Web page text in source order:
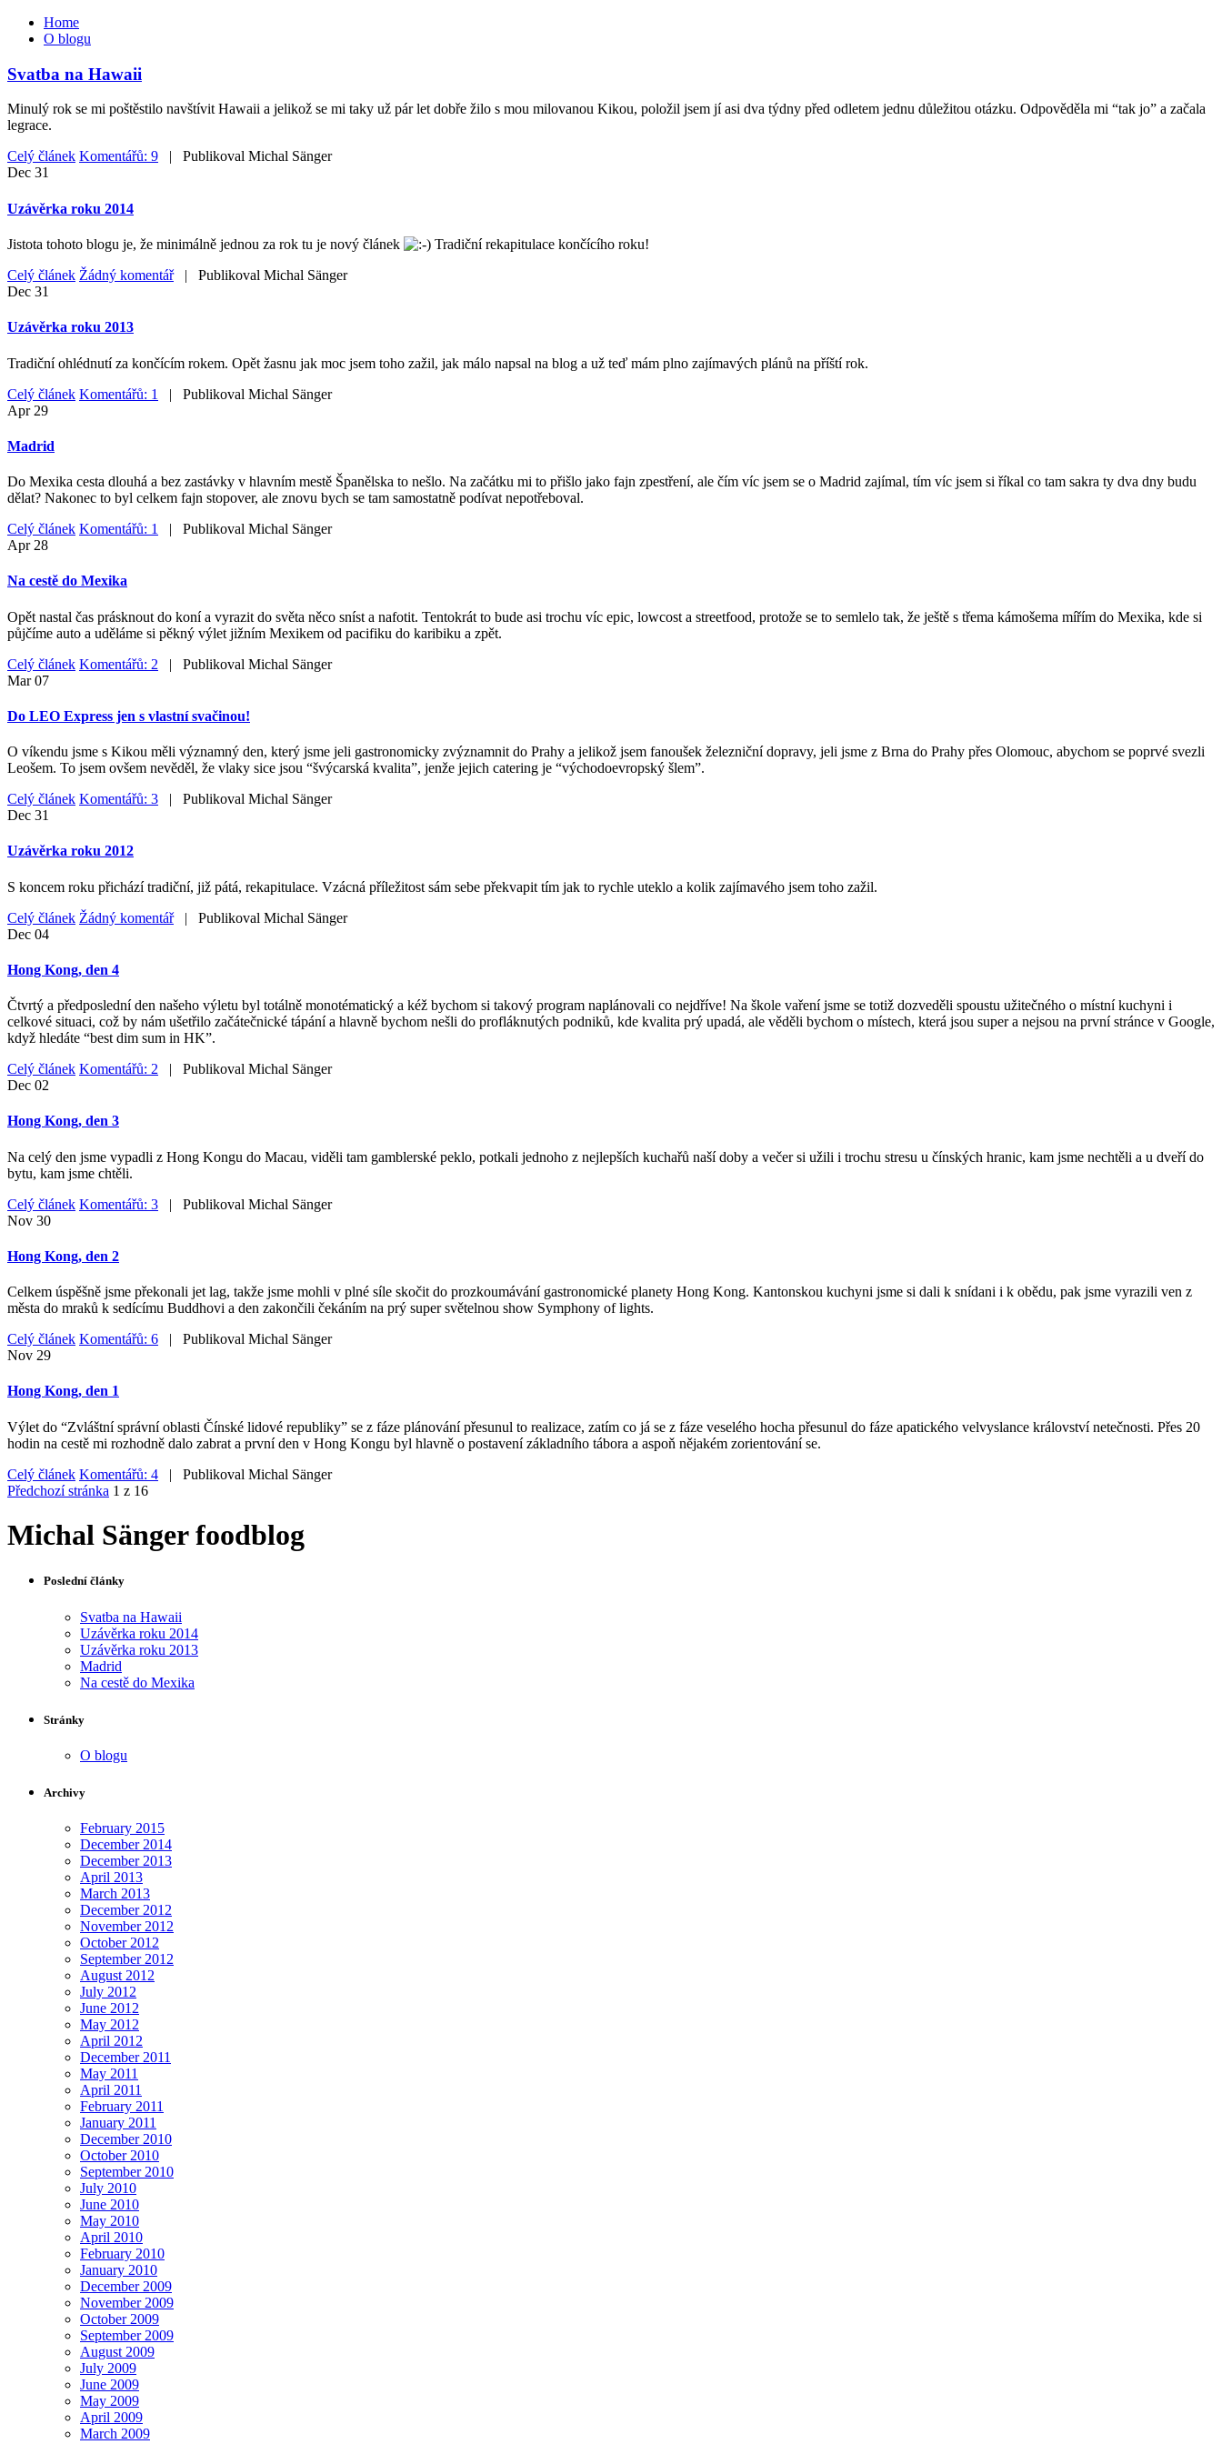
Home
O blogu
Svatba na Hawaii
Minulý rok se mi poštěstilo navštívit Hawaii a jelikož se mi taky už pár let dobře žilo s mou milovanou Kikou, položil jsem jí asi dva týdny před odletem jednu důležitou otázku. Odpověděla mi “tak jo” a začala
legrace.
Celý článek Komentářů: 9 | Publikoval Michal Sänger
Dec 31
Uzávěrka roku 2014
Jistota tohoto blogu je, že minimálně jednou za rok tu je nový článek
Tradiční rekapitulace končícího roku!
Celý článek Žádný komentář| Publikoval Michal Sänger
Dec 31
Uzávěrka roku 2013
Tradiční ohlédnutí za končícím rokem. Opět žasnu jak moc jsem toho zažil, jak málo napsal na blog a už teď mám plno zajímavých plánů na příští rok.
Celý článek Komentářů: 1 | Publikoval Michal Sänger
Apr 29
Madrid
Do Mexika cesta dlouhá a bez zastávky v hlavním mestě Španělska to nešlo. Na začátku mi to přišlo jako fajn zpestření, ale čím víc jsem se o Madrid zajímal, tím víc jsem si říkal co tam sakra ty dva dny budu
dělat? Nakonec to byl celkem fajn stopover, ale znovu bych se tam samostatně podívat nepotřeboval.
Celý článek Komentářů: 1 | Publikoval Michal Sänger
Apr 28
Na cestě do Mexika
Opět nastal čas prásknout do koní a vyrazit do světa něco sníst a nafotit. Tentokrát to bude asi trochu víc epic, lowcost a streetfood, protože se to semlelo tak, že ještě s třema kámošema mířím do Mexika, kde si
půjčíme auto a uděláme si pěkný výlet jižním Mexikem od pacifiku do karibiku a zpět.
Celý článek Komentářů: 2 | Publikoval Michal Sänger
Mar07
Do LEO Express jen s vlastní svačinou!
O víkendu jsme s Kikou měli významný den, který jsme jeli gastronomicky zvýznamnit do Prahy a jelikož jsem fanoušek železniční dopravy, jeli jsme z Brna do Prahy přes Olomouc, abychom se poprvé svezli
Leošem. To jsem ovšem nevěděl, že vlaky sice jsou “švýcarská kvalita”, jenže jejich catering je “východoevropský šlem”.
Celý článek Komentářů: 3 | Publikoval Michal Sänger
Dec 31
Uzávěrka roku 2012
S koncem roku přichází tradiční, již pátá, rekapitulace. Vzácná příležitost sám sebe překvapit tím jak to rychle uteklo a kolik zajímavého jsem toho zažil.
Celý článek Žádný komentář| Publikoval Michal Sänger
Dec 04
Hong Kong, den 4
Čtvrtý a předposlední den našeho výletu byl totálně monotématický a kéž bychom si takový program naplánovali co nejdříve! Na škole vaření jsme se totiž dozveděli spoustu užitečného o místní kuchyni i
celkové situaci, což by nám ušetřilo začátečnické tápání a hlavně bychom nešli do profláknutých podniků, kde kvalita prý upadá, ale věděli bychom o místech, která jsou super a nejsou na první stránce v Google,
když hledáte “best dim sum in HK”.
Celý článek Komentářů: 2 | Publikoval Michal Sänger
Dec 02
Hong Kong, den 3
Na celý den jsme vypadli z Hong Kongu do Macau, viděli tam gamblerské peklo, potkali jednoho z nejlepších kuchařů naší doby a večer si užili i trochu stresu u čínských hranic, kam jsme nechtěli a u dveří do
bytu, kam jsme chtěli.
Celý článek Komentářů: 3 | Publikoval Michal Sänger
Nov 30
Hong Kong, den 2
Celkem úspěšně jsme překonali jet lag, takže jsme mohli v plné síle skočit do prozkoumávání gastronomické planety Hong Kong. Kantonskou kuchyni jsme si dali k snídani i k obědu, pak jsme vyrazili ven z
města do mraků k sedícímu Buddhovi a den zakončili čekáním na prý super světelnou show Symphony of lights.
Celý článek Komentářů: 6 | Publikoval Michal Sänger
Nov 29
Hong Kong, den 1
Výlet do “Zvláštní správní oblasti Čínské lidové republiky” se z fáze plánování přesunul to realizace, zatím co já se z fáze veselého hocha přesunul do fáze apatického velvyslance království netečnosti. Přes 20
hodin na cestě mi rozhodně dalo zabrat a první den v Hong Kongu byl hlavně o postavení základního tábora a aspoň nějakém zorientování se.
Celý článek Komentářů: 4 | Publikoval Michal Sänger
Předchozí stránka 1 z 16
Michal Sänger foodblog
Poslední články
Svatba na Hawaii
Uzávěrka roku 2014
Uzávěrka roku 2013
Madrid
Na cestě do Mexika
Stránky
O blogu
Archivy
February 2015
December 2014
December 2013
April 2013
March 2013
December 2012
November 2012
October 2012
September 2012
August 2012
July 2012
June 2012
May 2012
April 2012
December 2011
May 2011
April 2011
February 2011
January 2011
December 2010
October 2010
September 2010
July 2010
June 2010
May 2010
April 2010
February 2010
January 2010
December 2009
November 2009
October 2009
September 2009
August 2009
July 2009
June 2009
May 2009
April 2009
March 2009